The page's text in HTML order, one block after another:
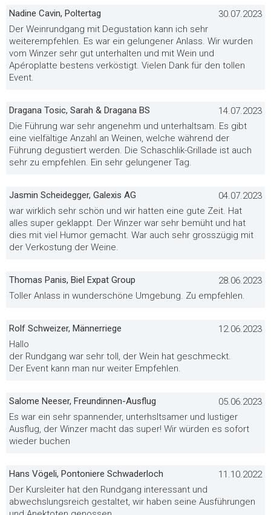
Nadine Cavin, Poltertag
30.07.2023
Der Weinrundgang mit Degustation kann ich sehr
weiterempfehlen. Es war ein gelungener Anlass. Wir wurden
vom Winzer sehr gut unterhalten und mit Wein und
Apéroplatte bestens verköstigt. Vielen Dank für den tollen
Event.
Dragana Tosic, Sarah & Dragana BS
14.07.2023
Die Führung war sehr angenehm und unterhaltsam. Es gibt
eine vielfältige Anzahl an Weinen, welche während der
Führung degustiert werden. Die Schaschlik-Grillade ist auch
sehr zu empfehlen. Ein sehr gelungener Tag.
Jasmin Scheidegger, Galexis AG
04.07.2023
war wirklich sehr schön und wir hatten eine gute Zeit. Hat
alles super geklappt. Der Winzer war sehr bemüht und hat
dies mit viel Humor gemacht. War auch sehr grosszügig mit
der Verkostung der Weine.
Thomas Panis, Biel Expat Group
28.06.2023
Toller Anlass in wunderschöne Umgebung. Zu empfehlen.
Rolf Schweizer, Männerriege
12.06.2023
Hallo
der Rundgang war sehr toll, der Wein hat geschmeckt.
Der Event kann man nur weiter Empfehlen.
Salome Neeser, Freundinnen-Ausflug
05.06.2023
Es war ein sehr spannender, unterhsltsamer und lustiger
Ausflug, der Winzer macht das super! Wir würden es sofort
wieder buchen
Hans Vögeli, Pontoniere Schwaderloch
11.10.2022
Der Kursleiter hat den Rundgang interessant und
abwechslungsreich gestaltet, wir haben seine Ausführungen